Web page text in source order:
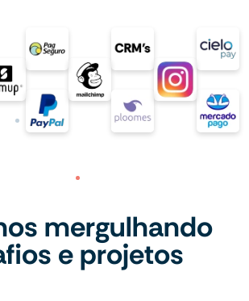
mergulhando
e projetos